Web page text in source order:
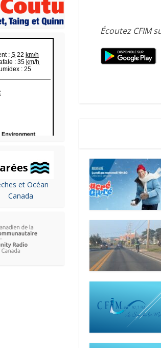
et Océan
Canada
Écoutez CFIM